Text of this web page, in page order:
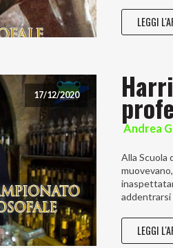
LEGGI
17/12/2020
Andrea
Alla Scuola
addentrarsi
LEGGI